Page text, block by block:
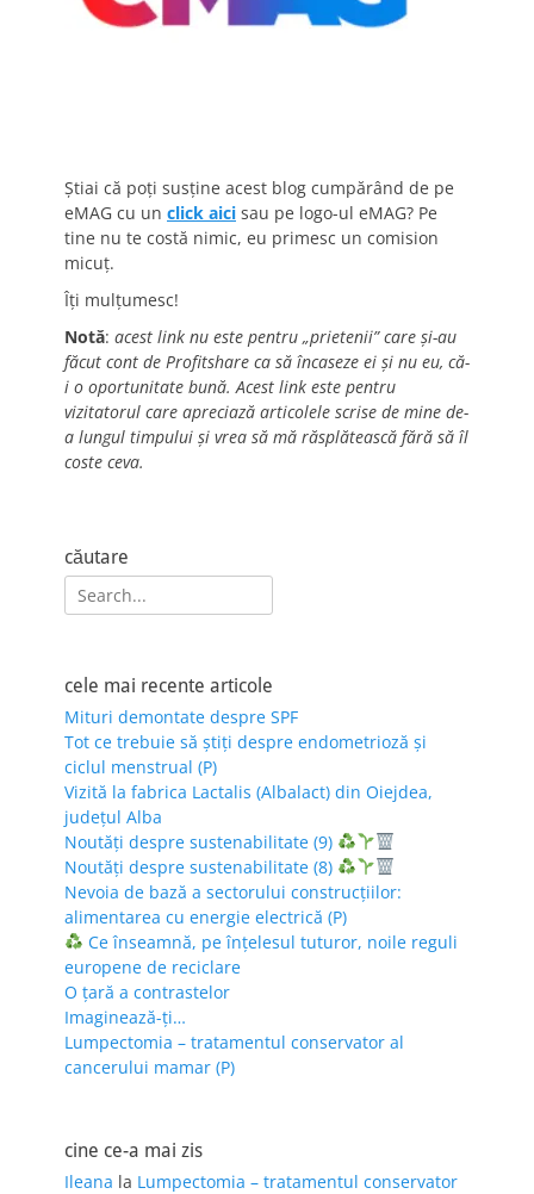
Știai că poți susține acest blog cumpărând de pe
eMAG cu un click aici sau pe logo-ul eMAG? Pe
tine nu te costă nimic, eu primesc un comision
micuț.
Îți mulțumesc!
Notă: acest link nu este pentru „prietenii” care și-au
făcut cont de Profitshare ca să încaseze ei și nu eu, că-
i o oportunitate bună. Acest link este pentru
vizitatorul care apreciază articolele scrise de mine de-
a lungul timpului și vrea să mă răsplătească fără să îl
coste ceva.
căutare
Search
for:
cele mai recente articole
Mituri demontate despre SPF
Tot ce trebuie să știți despre endometrioză și
ciclul menstrual (P)
Vizită la fabrica Lactalis (Albalact) din Oiejdea,
județul Alba
Noutăți despre sustenabilitate (9)
Noutăți despre sustenabilitate (8)
Nevoia de bază a sectorului construcțiilor:
alimentarea cu energie electrică (P)
Ce înseamnă, pe înțelesul tuturor, noile reguli
europene de reciclare
O țară a contrastelor
Imaginează-ți…
Lumpectomia – tratamentul conservator al
cancerului mamar (P)
cine ce-a mai zis
Ileana la Lumpectomia – tratamentul conservator